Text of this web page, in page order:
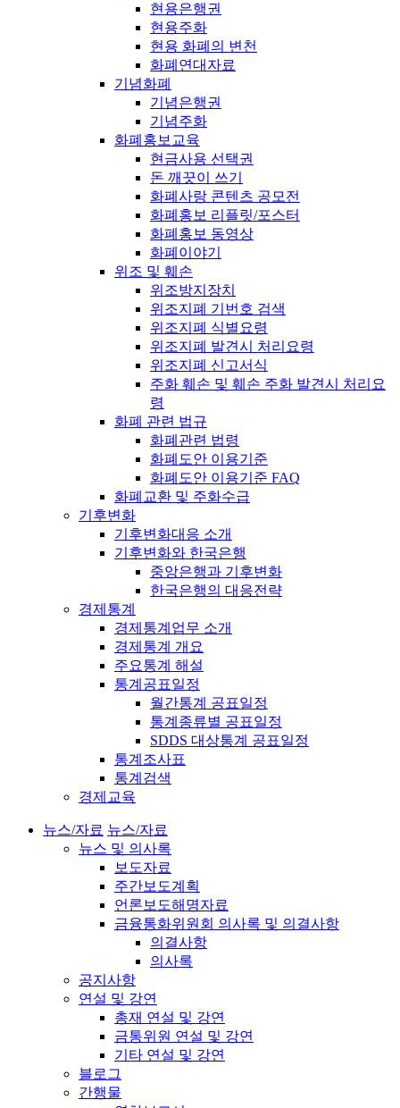
현용은행권
현용주화
현용 화폐의 변천
화폐연대자료
기념화폐
기념은행권
기념주화
화폐홍보교육
현금사용 선택권
돈 깨끗이 쓰기
화폐사랑 콘텐츠 공모전
화폐홍보 리플릿/포스터
화폐홍보 동영상
화폐이야기
위조 및 훼손
위조방지장치
위조지폐 기번호 검색
위조지폐 식별요령
위조지폐 발견시 처리요령
위조지폐 신고서식
주화 훼손 및 훼손 주화 발견시 처리요
령
화폐 관련 법규
화폐관련 법령
화폐도안 이용기준
화폐도안 이용기준 FAQ
화폐교환 및 주화수급
기후변화
기후변화대응 소개
기후변화와 한국은행
중앙은행과 기후변화
한국은행의 대응전략
경제통계
경제통계업무 소개
경제통계 개요
주요통계 해설
통계공표일정
월간통계 공표일정
통계종류별 공표일정
SDDS 대상통계 공표일정
통계조사표
통계검색
경제교육
뉴스/자료 뉴스/자료
뉴스 및 의사록
보도자료
주간보도계획
언론보도해명자료
금융통화위원회 의사록 및 의결사항
의결사항
의사록
공지사항
연설 및 강연
총재 연설 및 강연
금통위원 연설 및 강연
기타 연설 및 강연
블로그
간행물